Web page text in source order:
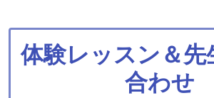
体験レッスン＆
合わせ